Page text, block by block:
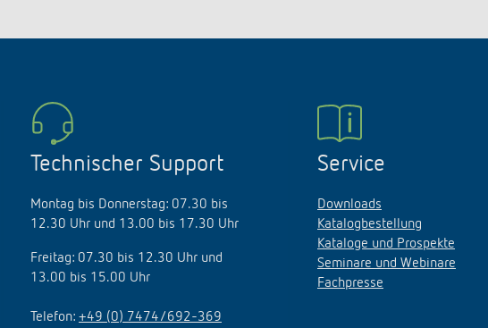
Technischer Support
Montag bis Donnerstag: 07.30 bis
12.30 Uhr und 13.00 bis 17.30 Uhr
Freitag: 07.30 bis 12.30 Uhr und
13.00 bis 15.00 Uhr
Telefon: +49 (0) 7474/692-369
Service
Downloads
Katalogbestellung
Kataloge und Prospekte
Seminare und Webinare
Fachpresse